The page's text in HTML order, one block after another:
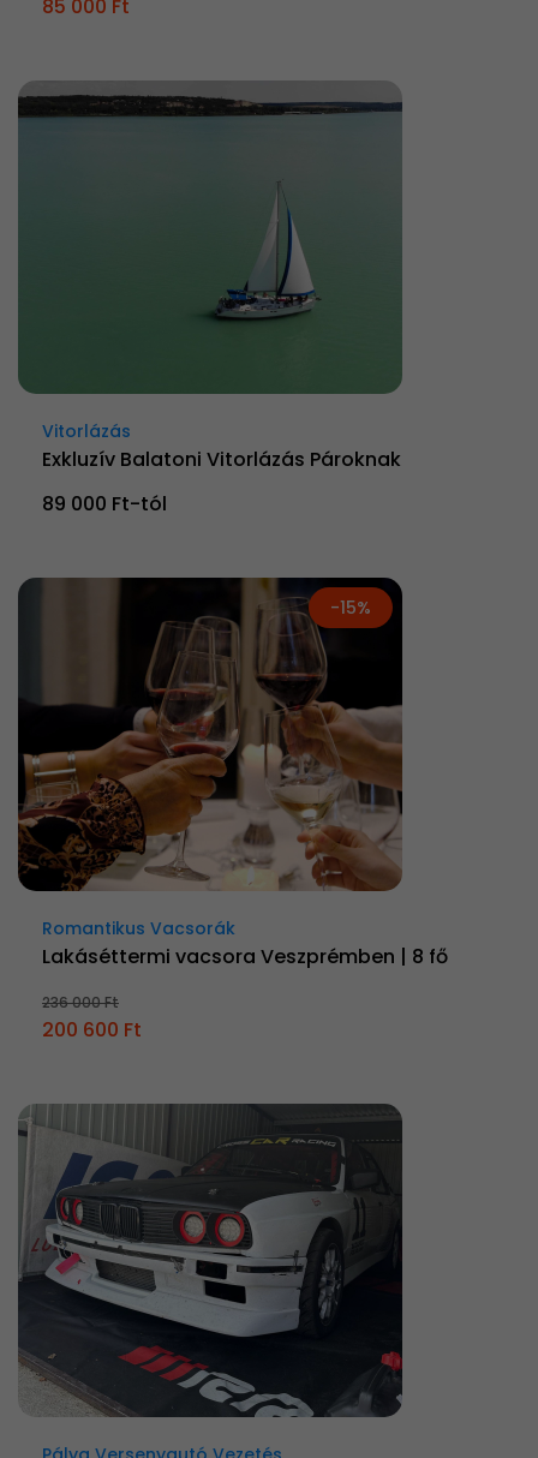
85 000 Ft
Vitorlázás
Exkluzív Balatoni Vitorlázás Pároknak
89 000 Ft-tól
-15%
Romantikus Vacsorák
Lakáséttermi vacsora Veszprémben | 8 fő
236 000 Ft
200 600 Ft